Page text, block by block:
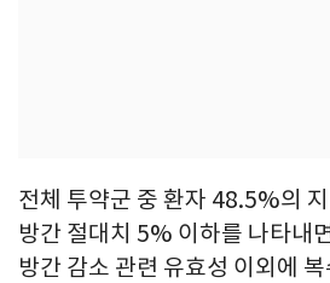
전체 투약군 중 환자 48.5%의
방간 절대치 5% 이하를 나타내
방간 감소 관련 유효성 이외에